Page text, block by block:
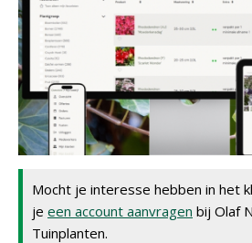
Mocht je interesse hebben in het
je een account aanvragen bij Olaf
Tuinplanten.